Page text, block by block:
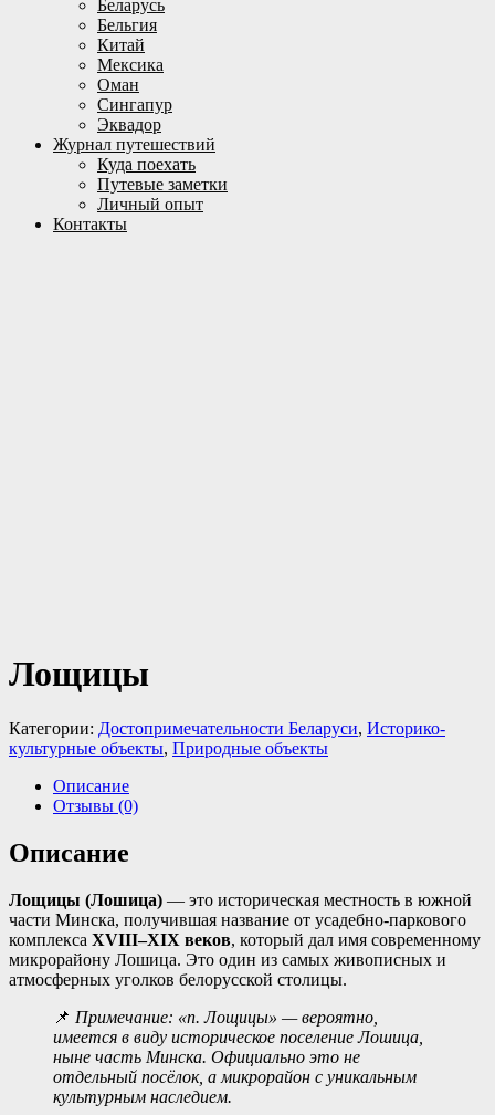
Беларусь
Бельгия
Китай
Мексика
Оман
Сингапур
Эквадор
Журнал путешествий
Куда поехать
Путевые заметки
Личный опыт
Контакты
Лощицы
Категории: Достопримечательности Беларуси, Историко-
культурные объекты, Природные объекты
Описание
Отзывы (0)
Описание
Лощицы (Лошица) — это историческая местность в южной
части Минска, получившая название от усадебно-паркового
комплекса XVIII–XIX веков, который дал имя современному
микрорайону Лошица. Это один из самых живописных и
атмосферных уголков белорусской столицы.
📌 Примечание: «п. Лощицы» — вероятно,
имеется в виду историческое поселение Лошица,
ныне часть Минска. Официально это не
отдельный посёлок, а микрорайон с уникальным
культурным наследием.